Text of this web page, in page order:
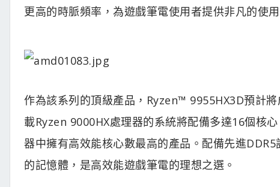
更高的時脈頻率，為遊戲筆電使用者提供非凡的使用
作為該系列的頂級產品，Ryzen™ 9955HX3D預計
載Ryzen 9000HX處理器的系統將配備多達16個核
器中擁有高效能核心數最高的產品。配備先進
的記憶體，是高效能遊戲筆電的理想之選。